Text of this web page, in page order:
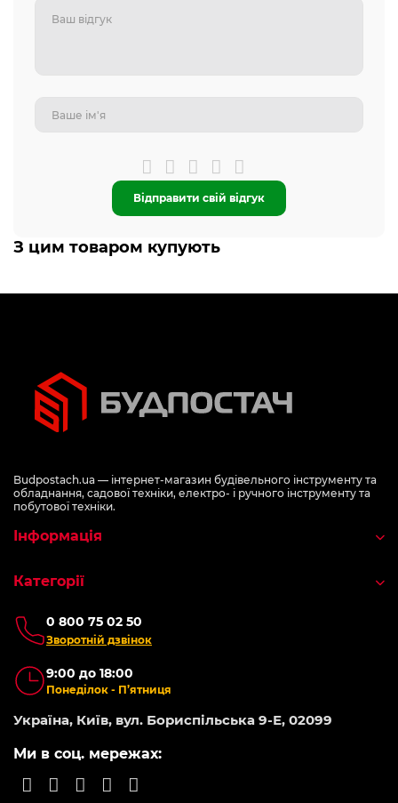
Відправити свій відгук
З цим товаром купують
Budpostach.ua — інтернет-магазин будівельного інструменту та
обладнання, садової техніки, електро- і ручного інструменту та
побутової техніки.
0 800 75 02 50
Зворотній дзвінок
9:00 до 18:00
Понеділок - П’ятниця
Україна, Київ, вул. Бориспільська 9-Е, 02099
Ми в соц. мережах:
Інформація
Категорії